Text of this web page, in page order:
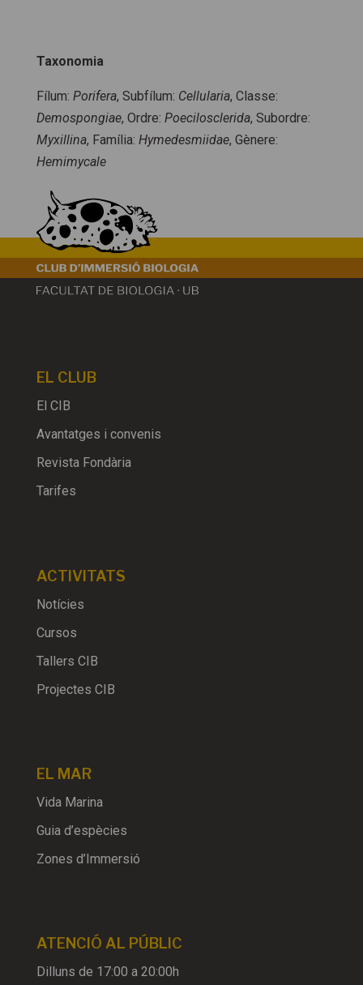
Taxonomia
Fílum: Porifera, Subfílum: Cellularia, Classe:
Demospongiae, Ordre: Poecilosclerida, Subordre:
Myxillina, Família: Hymedesmiidae, Gènere:
Hemimycale
EL CLUB
El CIB
Avantatges i convenis
Revista Fondària
Tarifes
ACTIVITATS
Notícies
Cursos
Tallers CIB
Projectes CIB
EL MAR
Vida Marina
Guia d’espècies
Zones d’Immersió
ATENCIÓ AL PÚBLIC
Dilluns de 17:00 a 20:00h